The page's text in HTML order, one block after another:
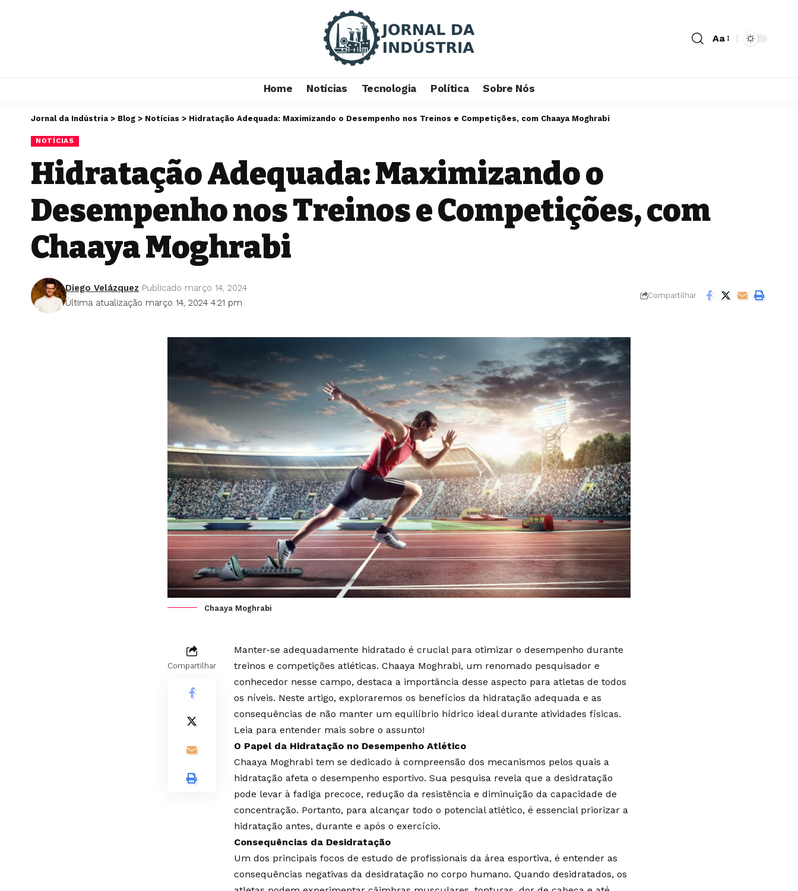
Aa
Home Notícias Tecnologia Política Sobre Nós
Jornal da Indústria > Blog > Notícias > Hidratação Adequada: Maximizando o Desempenho nos Treinos e Competições, com Chaaya Moghrabi
NOTÍCIAS
Hidratação Adequada: Maximizando o
Desempenho nos Treinos e Competições, com
Chaaya Moghrabi
Última atualização março 14, 2024 4:21 pm
Diego Velázquez Publicado março 14, 2024
Compartilhar
Chaaya Moghrabi
Compartilhar
Manter-se adequadamente hidratado é crucial para otimizar o desempenho durante
treinos e competições atléticas. Chaaya Moghrabi, um renomado pesquisador e
conhecedor nesse campo, destaca a importância desse aspecto para atletas de todos
os níveis. Neste artigo, exploraremos os benefícios da hidratação adequada e as
consequências de não manter um equilíbrio hídrico ideal durante atividades físicas.
Leia para entender mais sobre o assunto!
O Papel da Hidratação no Desempenho Atlético
Chaaya Moghrabi tem se dedicado à compreensão dos mecanismos pelos quais a
hidratação afeta o desempenho esportivo. Sua pesquisa revela que a desidratação
pode levar à fadiga precoce, redução da resistência e diminuição da capacidade de
concentração. Portanto, para alcançar todo o potencial atlético, é essencial priorizar a
hidratação antes, durante e após o exercício.
Consequências da Desidratação
Um dos principais focos de estudo de profissionais da área esportiva, é entender as
consequências negativas da desidratação no corpo humano. Quando desidratados, os